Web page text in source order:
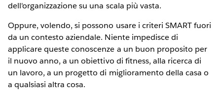
dell'organizzazione su una scala più vasta.
Oppure, volendo, si possono usare i criteri SMART fuori
da un contesto aziendale. Niente impedisce di
applicare queste conoscenze a un buon proposito per
il nuovo anno, a un obiettivo di fitness, alla ricerca di
un lavoro, a un progetto di miglioramento della casa o
a qualsiasi altra cosa.